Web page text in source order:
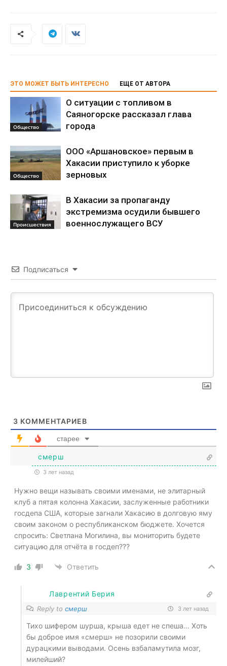
ЭТО МОЖЕТ БЫТЬ ИНТЕРЕСНО ЕЩЕ ОТ АВТОРА
Общество
О ситуации с топливом в
Саяногорске рассказал глава
города
Общество
ООО «Аршановское» первым в
Хакасии приступило к уборке
зерновых
Происшествия
В Хакасии за пропаганду
экстремизма осудили бывшего
военнослужащего ВСУ
Подписаться
3 КОММЕНТАРИЕВ
старее
смерш
3 лет назад
Нужно вещи называть своими именами, не элитарный
клуб а пятая колонна Хакасии, заслуженные работники
госдепа США, которые загнали Хакасию в долговую яму
своим законом о республиканском бюджете. Хочется
спросить: Светлана Могилина, вы мониторить будете
ситуацию для отчёта в госдеп???
3 Ответить
Лаврентий Берия
Reply to смерш 3 лет назад
Тихо шифером шурша, крыша едет не спеша… Хоть
бы доброе имя «смерш» не позорили своими
дурацкими выводами. Осень взбаламутила мозг,
милейший?